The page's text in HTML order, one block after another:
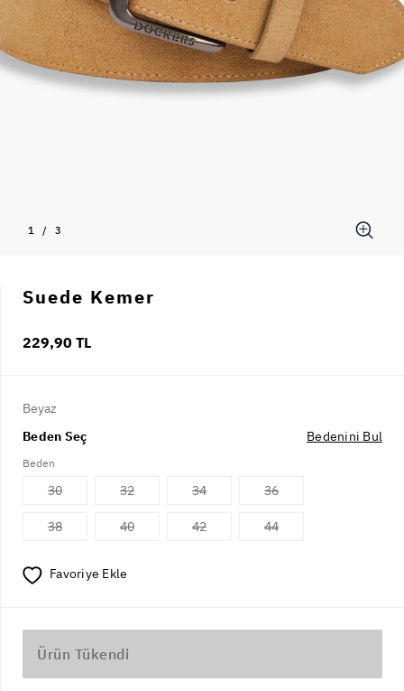
1 / 3
Suede Kemer
229,90 TL
Beyaz
Beden Seç
Bedenini Bul
Beden
30 32 34 36
38 40 42 44
Favoriye Ekle
Ürün Tükendi